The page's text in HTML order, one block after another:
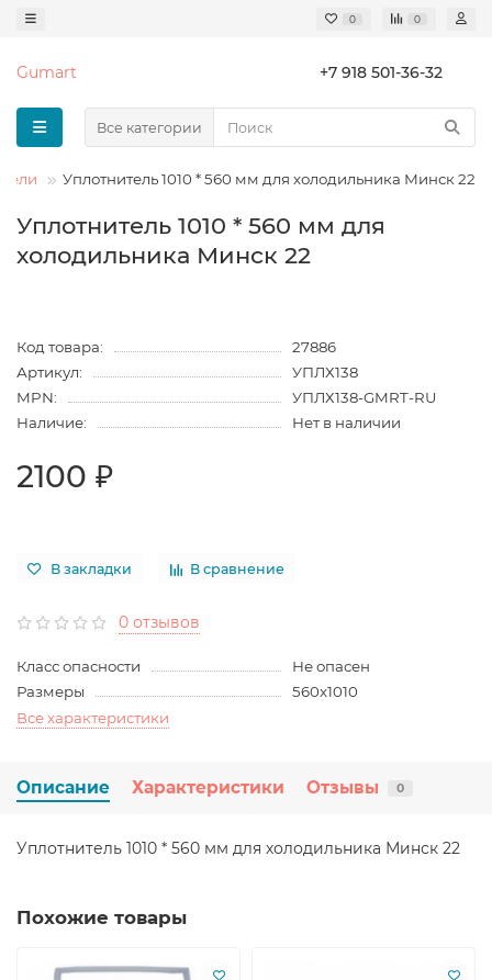
0 0
Gumart +7 918 501-36-32
Все категории
Уплотнитель 1010 * 560 мм для холодильника Минск 22
Уплотнитель 1010 * 560 мм для
холодильника Минск 22
Код товара:
27886
Артикул:
УПЛХ138
MPN:
УПЛХ138-GMRT-RU
Наличие:
Нет в наличии
2100 ₽
В закладки В сравнение
0 отзывов
Класс опасности
Не опасен
Размеры
560x1010
Все характеристики
Описание Характеристики Отзывы 0
Уплотнитель 1010 * 560 мм для холодильника Минск 22
Похожие товары